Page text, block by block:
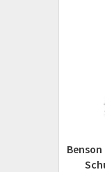
Sally